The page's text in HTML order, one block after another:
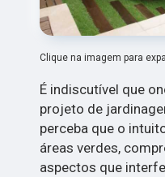
Clique na imagem para
É indiscutível que
projeto de
perceba que o
áreas verdes,
aspectos que